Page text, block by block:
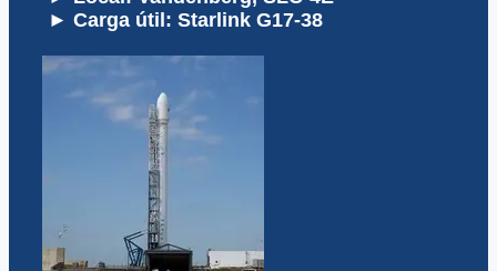
► Carga útil: Starlink G17-38